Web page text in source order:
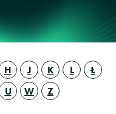
H J K L
Ł
U W Z